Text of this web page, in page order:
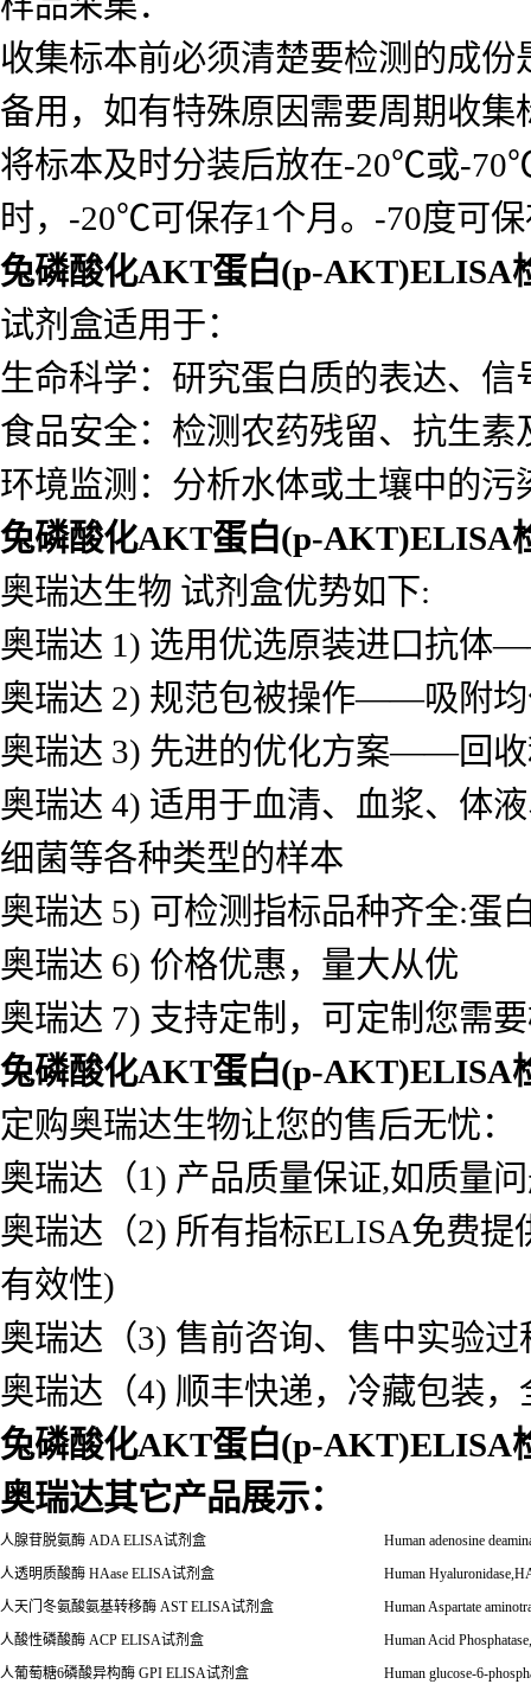
收集标本前必须清楚要检测的成
备用，如有特殊原因需要周期收集
将标本及时分装后放在-20℃或-
时，-20℃可保存1个月。-70度可
兔磷酸化AKT蛋白(p-AKT)ELISA
试剂盒适用于：
生命科学：研究蛋白质的表达、信
食品安全：检测农药残留、抗生素
环境监测：分析水体或土壤中的
兔磷酸化AKT蛋白(p-AKT)ELISA
奥瑞达生物 试剂盒优势如下:
奥瑞达 1) 选用优选原装进口抗体
奥瑞达 2) 规范包被操作——吸附
奥瑞达 3) 先进的优化方案——回
奥瑞达 4) 适用于血清、血浆、体
细菌等各种类型的样本
奥瑞达 5) 可检测指标品种齐全:蛋
奥瑞达 6) 价格优惠，量大从优
奥瑞达 7) 支持定制，可定制您需
兔磷酸化AKT蛋白(p-AKT)ELISA
定购奥瑞达生物让您的售后无忧：
奥瑞达（1) 产品质量保证,如质量
奥瑞达（2) 所有指标ELISA免费
有效性)
奥瑞达（3) 售前咨询、售中实验
奥瑞达（4) 顺丰快递，冷藏包装，
兔磷酸化AKT蛋白(p-AKT)ELISA
奥瑞达其它产品展示：
人腺苷脱氨酶 ADA ELISA试剂盒
Human adenosine
人透明质酸酶 HAase ELISA试剂盒
Human
人天门冬氨酸氨基转移酶 AST ELISA试剂盒
Human Aspartate
人酸性磷酸酶 ACP ELISA试剂盒
Human Acid
人葡萄糖6磷酸异构酶 GPI ELISA试剂盒
Human glucose-6-